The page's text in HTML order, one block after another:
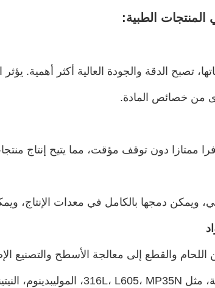
المنتجات الطبية:
تصبح الدقة والجودة العالية أكثر أهمية.
من خصائص المادة.
ممتازا دون توقف مؤقت، مما يتيح إنتاج
ويمكن دمجها بالكامل في معدات الإنتاج،
والقطع إلى معالجة الأسطح والتصنيع